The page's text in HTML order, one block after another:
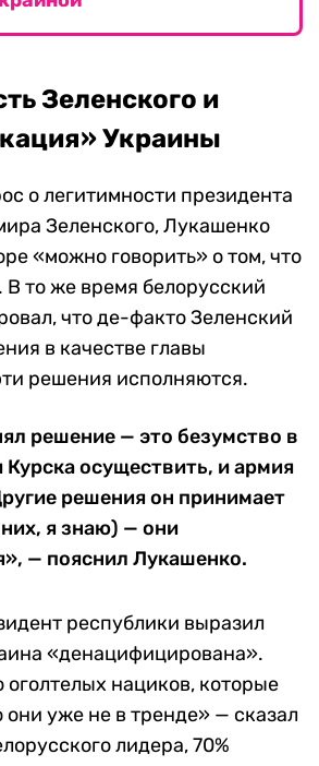
Зеленского и
Украины
о легитимности президента
Зеленского, Лукашенко
«можно говорить» о том, что
В то же время белорусский
что де-факто Зеленский
в качестве главы
решения исполняются.
решение — это безумство в
Курска осуществить, и армия
решения он принимает
я знаю) — они
— пояснил Лукашенко.
республики выразил
«денацифицирована».
оголтелых нациков, которые
они уже не в тренде» — сказал
лидера, 70%